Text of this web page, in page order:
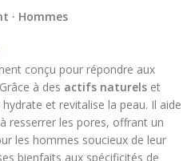
· Hommes
conçu pour répondre aux
à des actifs naturels et
et revitalise la peau. Il aide
resserrer les pores, offrant un
les hommes soucieux de leur
bienfaits aux spécificités de